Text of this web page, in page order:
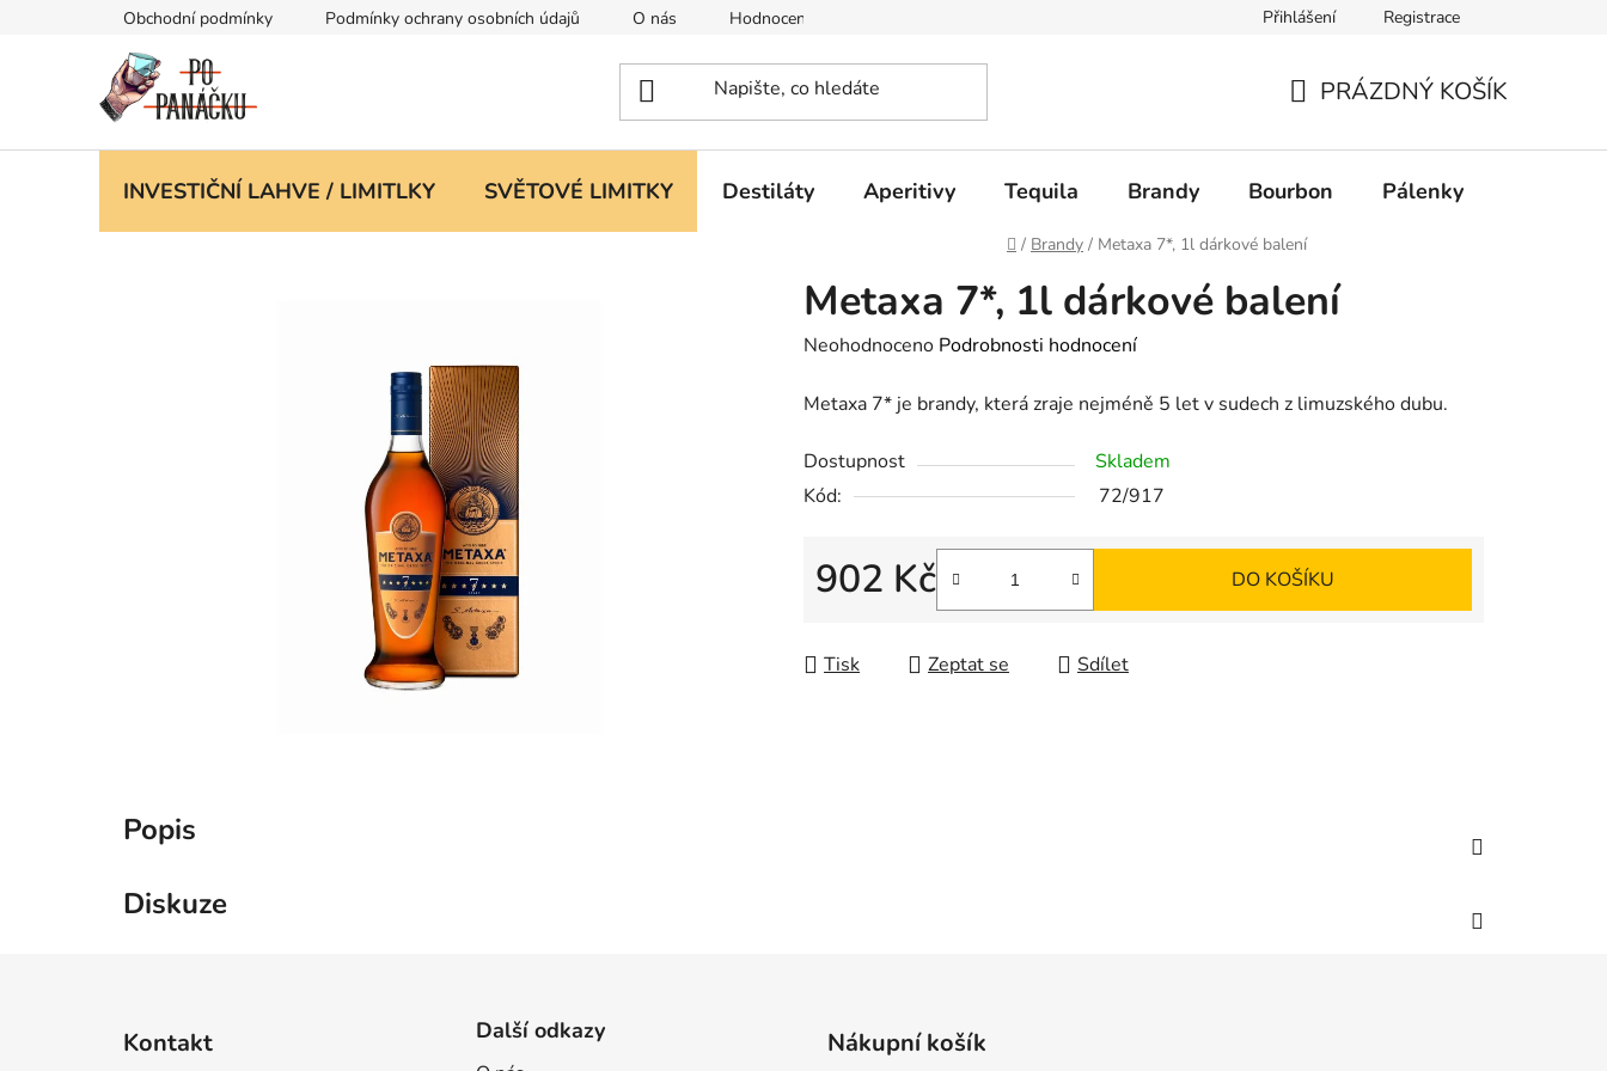
Obchodní podmínky Podmínky ochrany osobních údajů O nás Hodnocení obchodu Přihlášení Registrace
KOŠÍK
PRÁZDNÝ KOŠÍK
INVESTIČNÍ LAHVE / LIMITLKY SVĚTOVÉ LIMITKY Destiláty Aperitivy Tequila Brandy Bourbon Pálenky
Domů
/ Brandy / Metaxa 7*, 1l dárkové balení
Metaxa 7*, 1l dárkové balení
Průměrné
produktu
0,0
z
hvězdiček.
Neohodnoceno Podrobnosti hodnocení
Metaxa 7* je brandy, která zraje nejméně 5 let v sudech z limuzského dubu.
Dostupnost
Skladem
Kód:
72/917
902 Kč DO KOŠÍKU
Tisk Zeptat se Sdílet
Popis
Diskuze
Kontakt Další odkazy Nákupní košík